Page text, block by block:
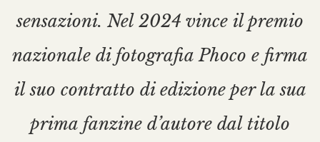
sensazioni. Nel 2024 vince il premio
nazionale di fotografia Phoco e firma
il suo contratto di edizione per la sua
prima fanzine d’autore dal titolo